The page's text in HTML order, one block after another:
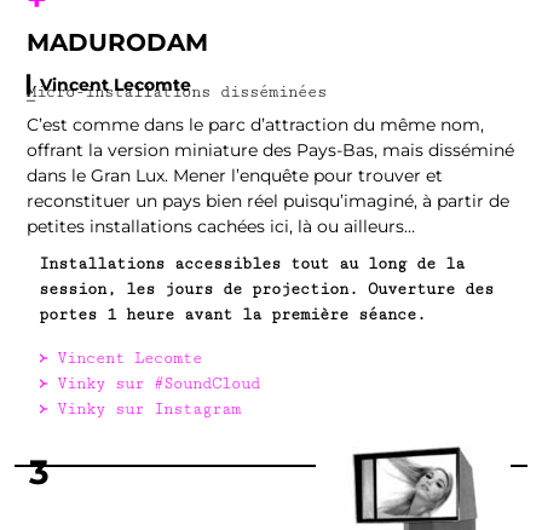
MADURODAM
▎Vincent Lecomte
Micro-installations disséminées
–
C’est comme dans le parc d’attraction du même nom,
offrant la version miniature des Pays-Bas, mais disséminé
dans le Gran Lux. Mener l’enquête pour trouver et
reconstituer un pays bien réel puisqu’imaginé, à partir de
petites installations cachées ici, là ou ailleurs…
Installations accessibles tout au long de la
session, les jours de projection. Ouverture des
portes 1 heure avant la première séance.
᚛Vincent Lecomte
᚛Vinky sur #SoundCloud
᚛Vinky sur Instagram
3